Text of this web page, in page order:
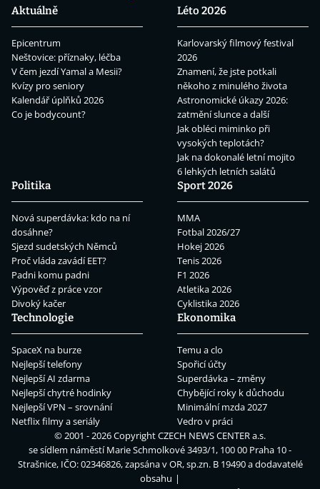
Aktuálně
Epicentrum
Neštovice: příznaky, léčba
V čem jezdí Yamal a Mesii?
Kvízy pro seniory
Kalendář úplňků 2026
Co je bodycount?
Léto 2026
Karlovarský filmový festival
2026
Znamení, že jste potkali
někoho z minulého života
Astronomické úkazy 2026:
zatmění slunce a další
Jak obléci miminko při
vysokých teplotách?
Jak na dokonalé letní mojito
6 lehkých letních salátů
Politika
Nová superdávka: kdo na ní
dosáhne?
Sjezd sudetských Němců
Proč vláda zavádí EET?
Padni komu padni
Výpověď z práce vzor
Divoký kačer
Sport 2026
MMA
Fotbal 2026/27
Hokej 2026
Tenis 2026
F1 2026
Atletika 2026
Cyklistika 2026
Technologie
SpaceX na burze
Nejlepší telefony
Nejlepší AI zdarma
Nejlepší chytré hodinky
Nejlepší VPN – srovnání
Netflix filmy a seriály
Ekonomika
Temu a clo
Spořicí účty
Superdávka – změny
Chybějící roky k důchodu
Minimální mzda 2027
Vedro v práci
© 2001 - 2026 CopyrightCZECH NEWS CENTER a.s.
se sídlem náměstí Marie Schmolkové 3493/1, 100 00 Praha 10 -
Strašnice, IČO: 02346826, zapsána v OR, sp.zn. B 19490 a dodavatelé
obsahu